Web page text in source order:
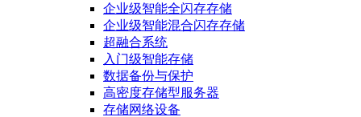
企业级智能全闪存存储
企业级智能混合闪存存储
超融合系统
入门级智能存储
数据备份与保护
高密度存储型服务器
存储网络设备